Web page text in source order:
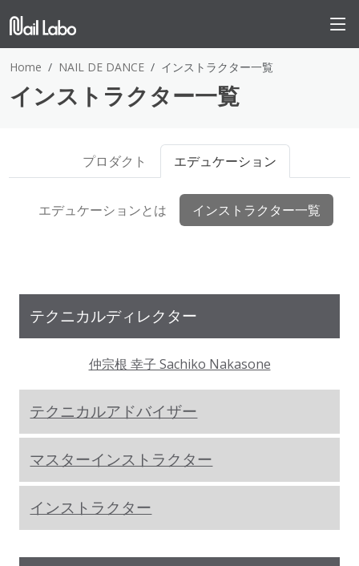
Home NAIL DE DANCE インストラクター一覧
インストラクター一覧
プロダクト エデュケーション
エデュケーションとは インストラクター一覧
テクニカルディレクター
仲宗根 幸子 Sachiko Nakasone
テクニカルアドバイザー
マスターインストラクター
インストラクター